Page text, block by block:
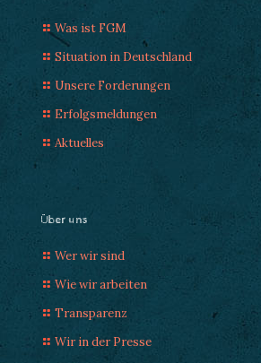
Was ist FGM
Situation in Deutschland
Unsere Forderungen
Erfolgsmeldungen
Aktuelles
Über uns
Wer wir sind
Wie wir arbeiten
Transparenz
Wir in der Presse